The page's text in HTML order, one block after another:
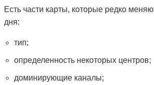
Есть части карты, которые редко
дня:
тип;
определенность некоторых центров;
доминирующие каналы;